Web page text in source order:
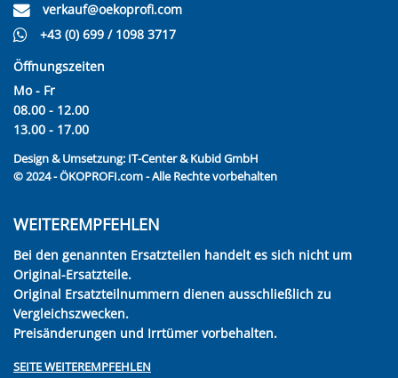
verkauf@oekoprofi.com
+43 (0) 699 / 1098 3717
Öffnungszeiten
Mo - Fr
08.00 - 12.00
13.00 - 17.00
Design & Umsetzung: IT-Center & Kubid GmbH
© 2024 - ÖKOPROFI.com - Alle Rechte vorbehalten
WEITEREMPFEHLEN
Bei den genannten Ersatzteilen handelt es sich nicht um
Original-Ersatzteile.
Original Ersatzteilnummern dienen ausschließlich zu
Vergleichszwecken.
Preisänderungen und Irrtümer vorbehalten.
SEITE WEITEREMPFEHLEN